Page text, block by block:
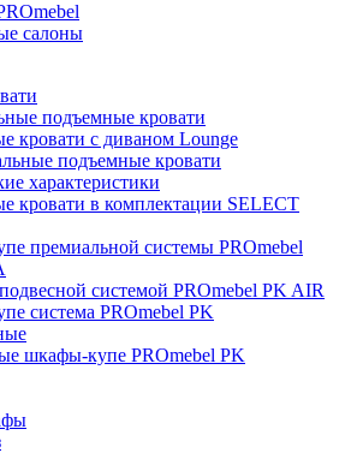
салоны
подъемные кровати
кровати с диваном Lounge
подъемные кровати
характеристики
кровати в комплектации SELECT
премиальной системы PROmebel
системой PROmebel PK AIR
система PROmebel PK
шкафы-купе PROmebel PK